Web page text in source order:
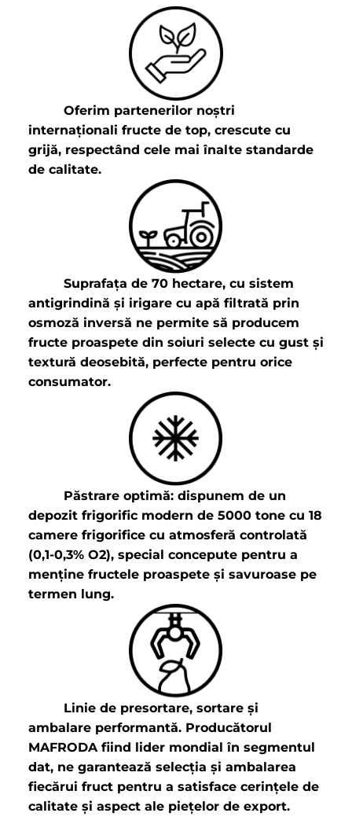
Oferim partenerilor noștri
internaționali fructe de top, crescute cu
grijă, respectând cele mai înalte standarde
de calitate.
Suprafața de 70 hectare, cu sistem
antigrindină și irigare cu apă ﬁltrată prin
osmoză inversă ne permite să producem
fructe proaspete din soiuri selecte cu gust și
textură deosebită, perfecte pentru orice
consumator.
Păstrare optimă: dispunem de un
depozit frigoriﬁc modern de 5000 tone cu 18
camere frigoriﬁce cu atmosferă controlată
(0,1-0,3% O2), special concepute pentru a
menține fructele proaspete și savuroase pe
termen lung.
Linie de presortare, sortare și
ambalare performantă. Producătorul
MAFRODA ﬁind lider mondial în segmentul
dat, ne garantează selecția și ambalarea
ﬁecărui fruct pentru a satisface cerințele de
calitate și aspect ale piețelor de export.